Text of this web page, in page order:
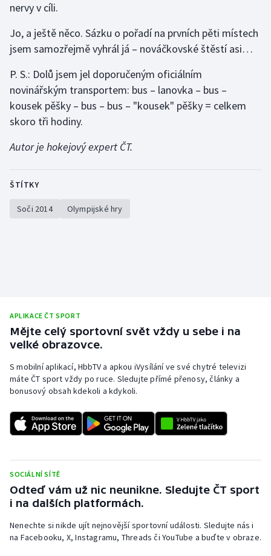
nervy v cíli.
Jo, a ještě něco. Sázku o pořadí na prvních pěti místech
jsem samozřejmě vyhrál já – nováčkovské štěstí asi…
P. S.: Dolů jsem jel doporučeným oficiálním
novinářským transportem: bus – lanovka – bus –
kousek pěšky – bus – bus – "kousek" pěšky = celkem
skoro tři hodiny.
Autor je hokejový expert ČT.
ŠTÍTKY
Soči 2014 Olympijské hry
APLIKACE ČT SPORT
Mějte celý sportovní svět vždy u sebe i na
velké obrazovce.
S mobilní aplikací, HbbTV a apkou iVysílání ve své chytré televizi
máte ČT sport vždy po ruce. Sledujte přímé přenosy, články a
bonusový obsah kdekoli a kdykoli.
SOCIÁLNÍ SÍTĚ
Odteď vám už nic neunikne. Sledujte ČT sport
i na dalších platformách.
Nenechte si nikde ujít nejnovější sportovní události. Sledujte nás i
na Facebooku, X, Instagramu, Threads či YouTube a buďte v obraze.